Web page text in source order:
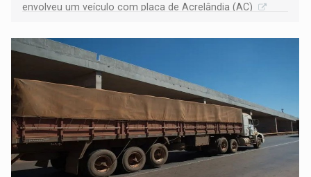
envolveu um veículo com placa de Acrelândia (AC)